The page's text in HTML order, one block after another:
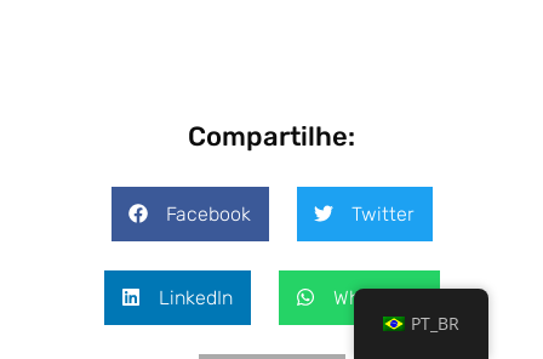
Compartilhe:
Facebook Twitter
LinkedIn
WhatsApp
PT_BR